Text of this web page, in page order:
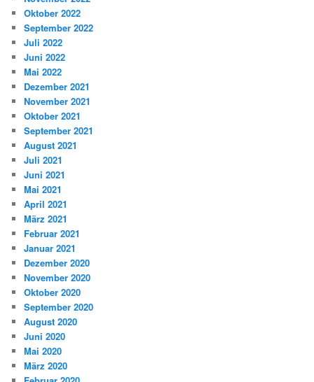
Oktober 2022
September 2022
Juli 2022
Juni 2022
Mai 2022
Dezember 2021
November 2021
Oktober 2021
September 2021
August 2021
Juli 2021
Juni 2021
Mai 2021
April 2021
März 2021
Februar 2021
Januar 2021
Dezember 2020
November 2020
Oktober 2020
September 2020
August 2020
Juni 2020
Mai 2020
März 2020